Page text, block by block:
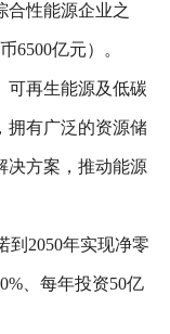
合性能源企业之
6500亿元）。
可再生能源及低碳
拥有广泛的资源储
决方案，推动能源
到2050年实现净零
、每年投资50亿